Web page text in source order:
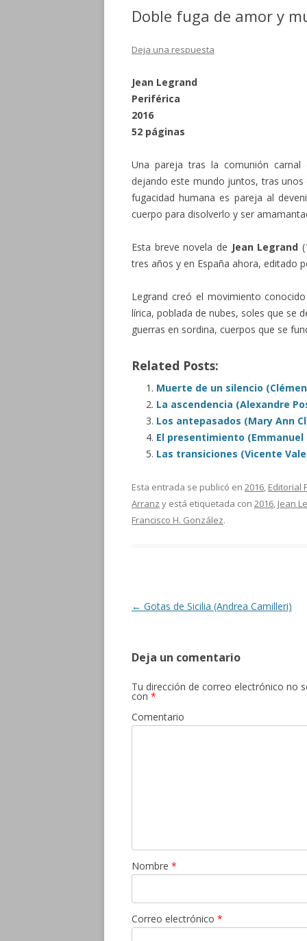
Doble fuga de amor y
Deja una respuesta
Jean Legrand
Periférica
2016
52 páginas
Una pareja tras la comunión
dejando este mundo juntos, tras
fugacidad humana es pareja al
cuerpo para disolverlo y ser
Esta breve novela de Jean Legrand
tres años y en España ahora, editado
Legrand creó el movimiento
lírica, poblada de nubes, soles que se
guerras en sordina, cuerpos que se
Related Posts:
Muerte de un silencio
La ascendencia (Alexandre
Los antepasados (Mary Ann
El presentimiento (Emmanuel
Las transiciones (Vicente
Esta entrada se publicó en 2016, Editorial
Arranz y está etiquetada con 2016, Jean
Francisco H. González.
Navegación de entradas
← Gotas de Sicilia (Andrea Camilleri)
Deja un comentario
Tu dirección de correo electrónico no
con *
Comentario
Nombre *
Correo electrónico *